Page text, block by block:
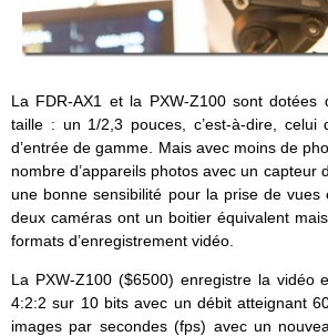
La FDR-AX1 et la PXW-Z100 sont dotées
taille : un 1/2,3 pouces, c’est-à-dire, celui
d’entrée de gamme. Mais avec moins de
nombre d’appareils photos avec un capteur
une bonne sensibilité pour la prise de vues
deux caméras ont un boitier équivalent
formats d’enregistrement vidéo.
La PXW-Z100 ($6500) enregistre la vidéo
4:2:2 sur 10 bits avec un débit atteignant
images par secondes (fps) avec un